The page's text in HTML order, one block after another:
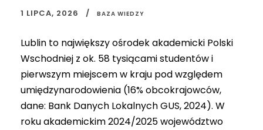
1 LIPCA, 2026 BAZA WIEDZY
Lublin to największy ośrodek akademicki Polski
Wschodniej z ok. 58 tysiącami studentów i
pierwszym miejscem w kraju pod względem
umiędzynarodowienia (16% obcokrajowców,
dane: Bank Danych Lokalnych GUS, 2024). W
roku akademickim 2024/2025 województwo